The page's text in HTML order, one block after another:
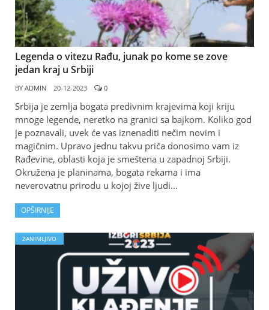
Legenda o vitezu Rađu, junak po kome se zove
jedan kraj u Srbiji
BY ADMIN 20-12-2023 0
Srbija je zemlja bogata predivnim krajevima koji kriju
mnoge legende, neretko na granici sa bajkom. Koliko god
je poznavali, uvek će vas iznenaditi nečim novim i
magičnim. Upravo jednu takvu priča donosimo vam iz
Rađevine, oblasti koja je smeštena u zapadnoj Srbiji.
Okružena je planinama, bogata rekama i ima
neverovatnu prirodu u kojoj žive ljudi…
OPŠIRNIJE
ZANIMLJIVO